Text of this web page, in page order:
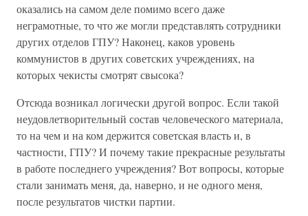
оказались на самом деле помимо всего даже
неграмотные, то что же могли представлять сотрудники
других отделов ГПУ? Наконец, каков уровень
коммунистов в других советских учреждениях, на
которых чекисты смотрят свысока?
Отсюда возникал логически другой вопрос. Если такой
неудовлетворительный состав человеческого материала,
то на чем и на ком держится советская власть и, в
частности, ГПУ? И почему такие прекрасные результаты
в работе последнего учреждения? Вот вопросы, которые
стали занимать меня, да, наверно, и не одного меня,
после результатов чистки партии.